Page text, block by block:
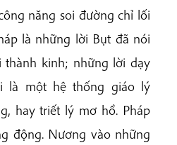
năng soi đường chỉ lối
là những lời Bụt đã nói
thành kinh; những lời dạy
là một hệ thống giáo lý
hay triết lý mơ hồ. Pháp
động. Nương vào những